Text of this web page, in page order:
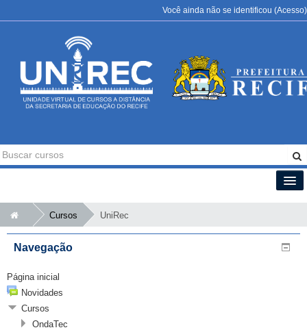
Você ainda não se identificou (Acesso)
Português - Brasil (pt_br)
Cursos UniRec
Navegação
Página inicial
Novidades
Cursos
OndaTec